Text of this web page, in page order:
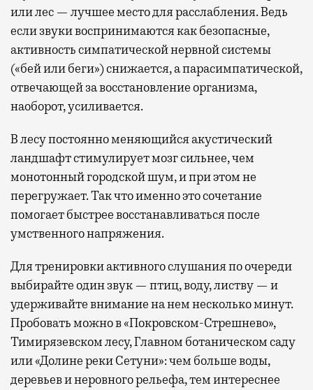
или лес — лучшее место для расслабления. Ведь
если звуки воспринимаются как безопасные,
активность симпатической нервной системы
(«бей или беги») снижается, а парасимпатической,
отвечающей за восстановление организма,
наоборот, усиливается.
В лесу постоянно меняющийся акустический
ландшафт стимулирует мозг сильнее, чем
монотонный городской шум, и при этом не
перегружает. Так что именно это сочетание
помогает быстрее восстанавливаться после
умственного напряжения.
Для тренировки активного слушания по очереди
выбирайте один звук — птиц, воду, листву — и
удерживайте внимание на нем несколько минут.
Пробовать можно в «Покровском-Стрешнево»,
Тимирязевском лесу, Главном ботаническом саду
или «Долине реки Сетуни»: чем больше воды,
деревьев и неровного рельефа, тем интереснее